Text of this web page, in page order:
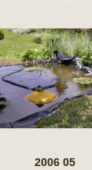
2006 05